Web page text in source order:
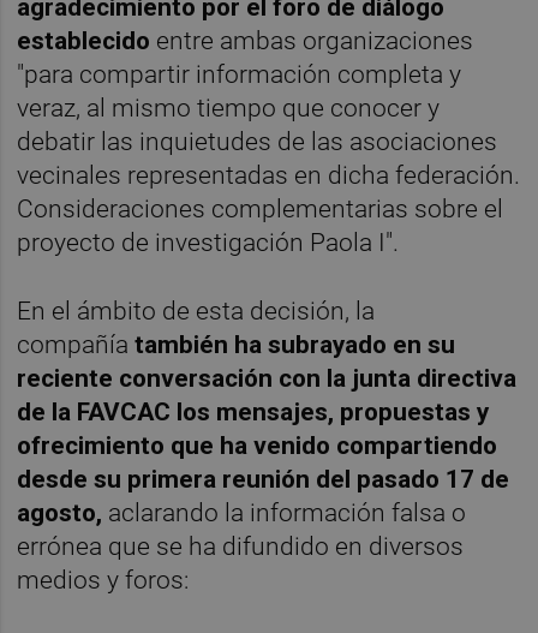
agradecimiento por el foro de diálogo
establecido entre ambas organizaciones
"para compartir información completa y
veraz, al mismo tiempo que conocer y
debatir las inquietudes de las asociaciones
vecinales representadas en dicha federación.
Consideraciones complementarias sobre el
proyecto de investigación Paola I".
En el ámbito de esta decisión, la
compañía también ha subrayado en su
reciente conversación con la junta directiva
de la FAVCAC los mensajes, propuestas y
ofrecimiento que ha venido compartiendo
desde su primera reunión del pasado 17 de
agosto, aclarando la información falsa o
errónea que se ha difundido en diversos
medios y foros: